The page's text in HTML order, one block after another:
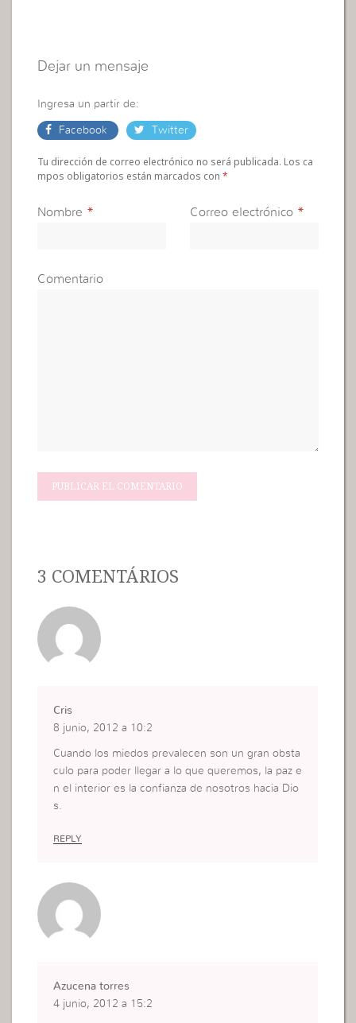
Dejar un mensaje
Ingresa un partir de:
Facebook Twitter
Tu dirección de correo electrónico no será publicada. Los ca
mpos obligatorios están marcados con*
Nombre * Correo electrónico *
Comentario
3 COMENTÁRIOS
Cris
8 junio, 2012 a 10:2
Cuando los miedos prevalecen son un gran obsta
culo para poder llegar a lo que queremos, la paz e
n el interior es la confianza de nosotros hacia Dio
s.
REPLY
Azucena torres
4 junio, 2012 a 15:2